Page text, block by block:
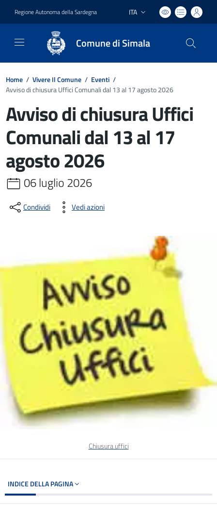
Regione Autonoma della Sardegna Lingua attiva:
ITA
Comune di Simala
Home / Vivere Il Comune / Eventi /
Avviso di chiusura Uffici Comunali dal 13 al 17 agosto 2026
Avviso di chiusura Uffici
Comunali dal 13 al 17
agosto 2026
06 luglio 2026
Condividi Vedi azioni
Chiusura uffici
INDICE DELLA PAGINA